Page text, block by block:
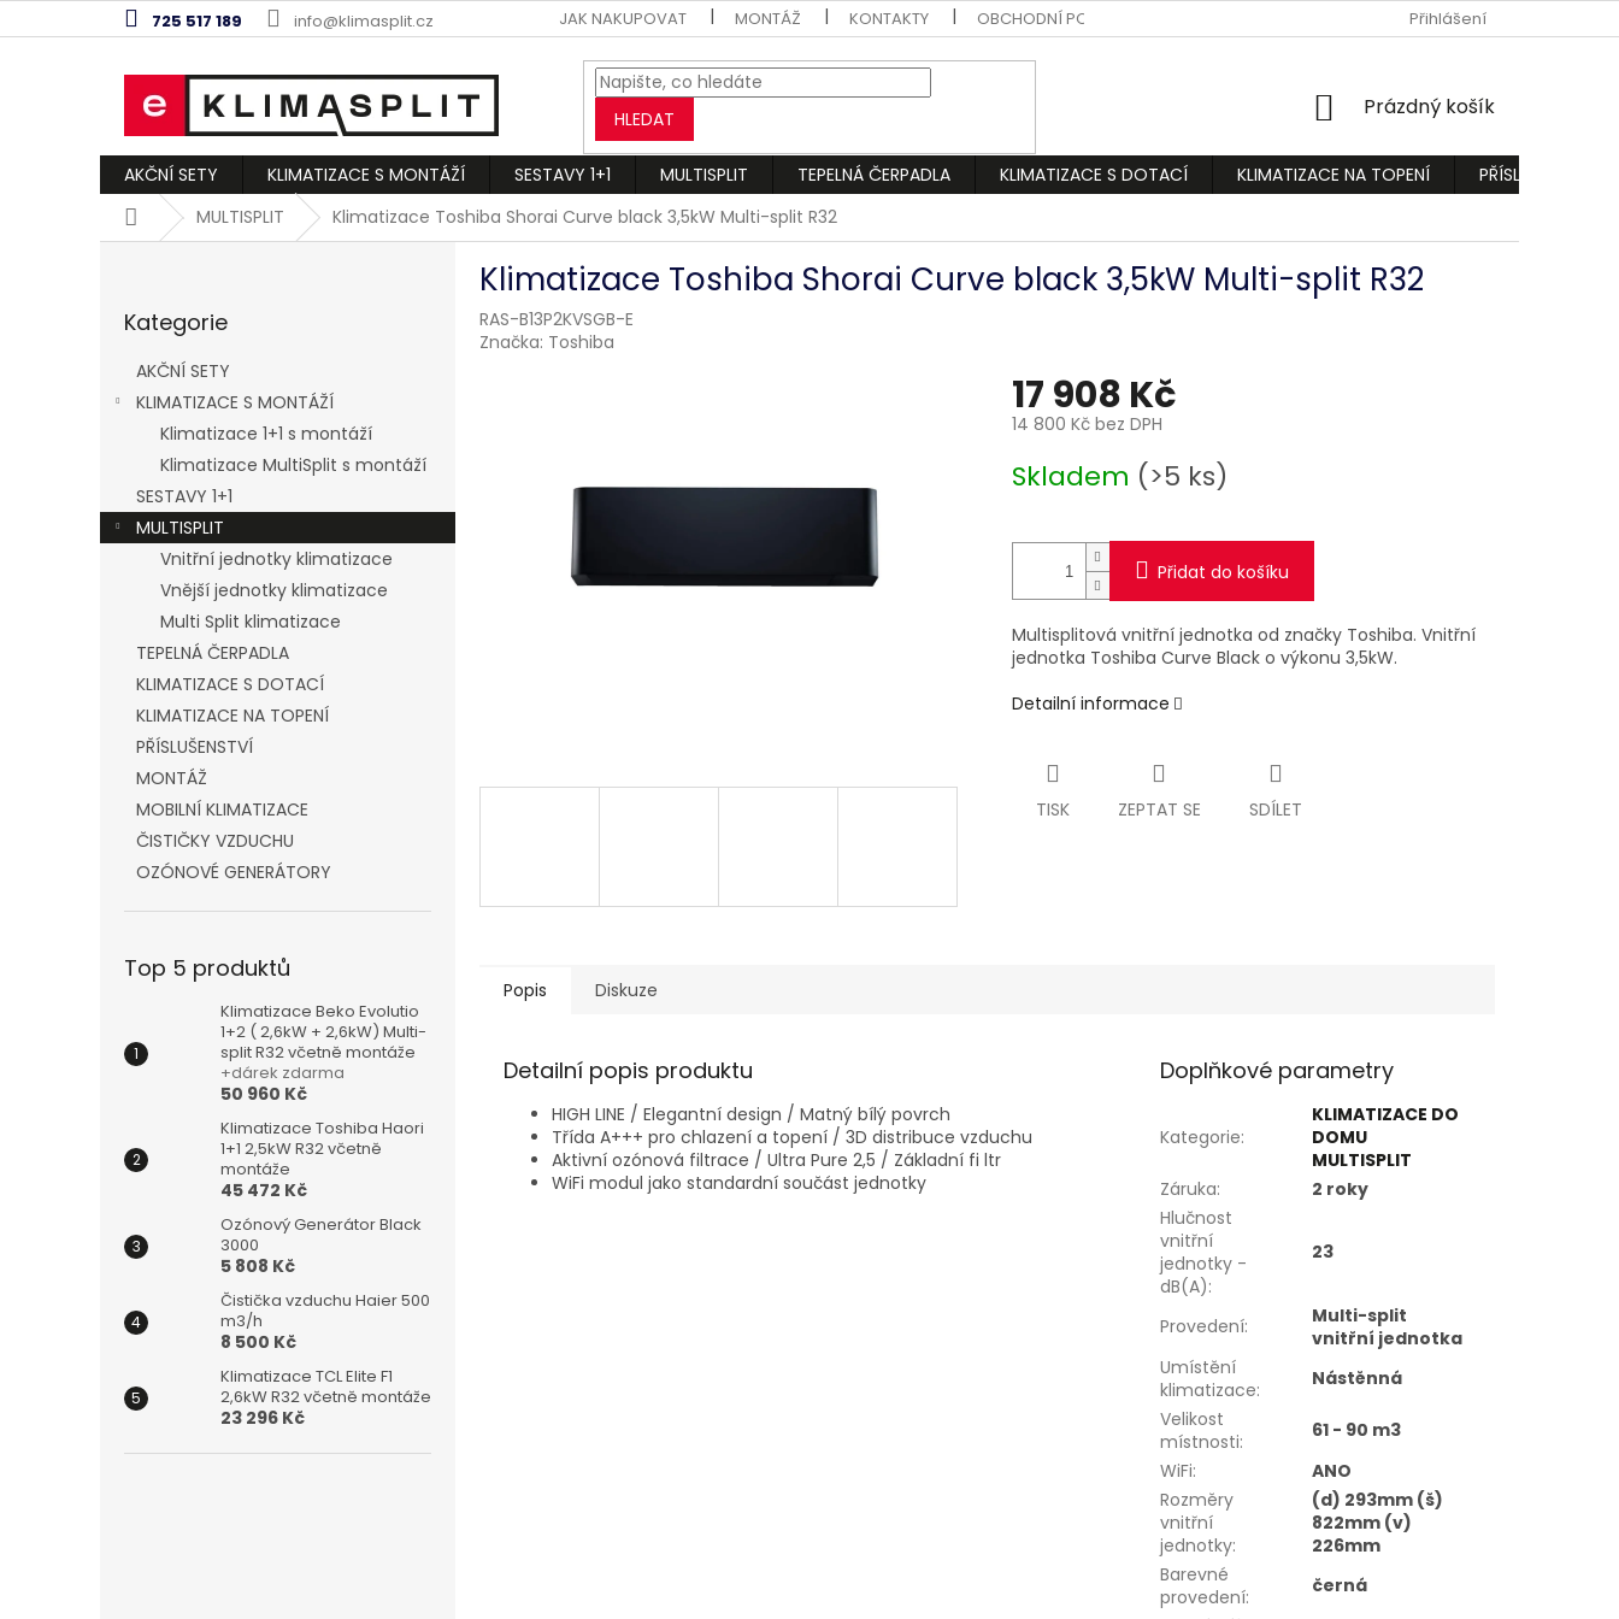
na
725 517 189 info@klimasplit.cz JAK NAKUPOVAT MONTÁŽ KONTAKTY OBCHODNÍ PODMÍNKY PODMÍNKY OCHRANY OSOBNÍCH ÚDAJŮ
Přihlášení
HLEDAT
NÁKUPNÍ
Prázdný košík
AKČNÍ SETY KLIMATIZACE S MONTÁŽÍ SESTAVY 1+1 MULTISPLIT TEPELNÁ ČERPADLA KLIMATIZACE S DOTACÍ KLIMATIZACE NA TOPENÍ
PŘÍSLUŠENSTVÍ
DomůMULTISPLIT Klimatizace Toshiba Shorai Curve black 3,5kW Multi-split R32
a
n
kategorie
Kategorie
AKČNÍ SETY
KLIMATIZACE S MONTÁŽÍ
Klimatizace 1+1 s montáží
Klimatizace MultiSplit s montáží
SESTAVY 1+1
MULTISPLIT
Vnitřní jednotky klimatizace
Vnější jednotky klimatizace
Multi Split klimatizace
TEPELNÁ ČERPADLA
KLIMATIZACE S DOTACÍ
KLIMATIZACE NA TOPENÍ
PŘÍSLUŠENSTVÍ
MONTÁŽ
MOBILNÍ KLIMATIZACE
ČISTIČKY VZDUCHU
OZÓNOVÉ GENERÁTORY
Top 5 produktů
Klimatizace Beko Evolutio
1+2 ( 2,6kW + 2,6kW) Multi-
split R32 včetně montáže
+dárek zdarma
50 960 Kč
Klimatizace Toshiba Haori
1+1 2,5kW R32 včetně
montáže
45 472 Kč
Ozónový Generátor Black
3000
5 808 Kč
Čistička vzduchu Haier 500
m3/h
8 500 Kč
Klimatizace TCL Elite F1
2,6kW R32 včetně montáže
23 296 Kč
Klimatizace Toshiba Shorai Curve black 3,5kW Multi-split R32
RAS-B13P2KVSGB-E
Značka: Toshiba
17 908 Kč
14 800 Kč bez DPH
cena:
Skladem (>5 ks)
Přidat do košíku
Multisplitová vnitřní jednotka od značky Toshiba. Vnitřní
jednotka Toshiba Curve Black o výkonu 3,5kW.
Detailní informace
TISK ZEPTAT SE SDÍLET
Popis Diskuze
Detailní popis produktu
HIGH LINE / Elegantní design / Matný bílý povrch
Třída A+++ pro chlazení a topení / 3D distribuce vzduchu
Aktivní ozónová filtrace / Ultra Pure 2,5 / Základní fi ltr
WiFi modul jako standardní součást jednotky
Doplňkové parametry
Kategorie:
KLIMATIZACE DO
DOMU
MULTISPLIT
Záruka:
2 roky
Hlučnost
vnitřní
jednotky -
dB(A):
23
Provedení:
Multi-split
vnitřní jednotka
Umístění
klimatizace:
Nástěnná
Velikost
místnosti:
61 - 90 m3
WiFi:
ANO
Rozměry
vnitřní
jednotky:
(d) 293mm (š)
822mm (v)
226mm
Barevné
provedení:
černá